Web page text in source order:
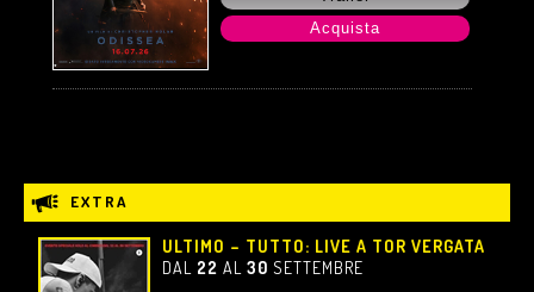
Acquista
EXTRA
ULTIMO – TUTTO: LIVE A TOR VERGATA
DAL 22 AL30 SETTEMBRE